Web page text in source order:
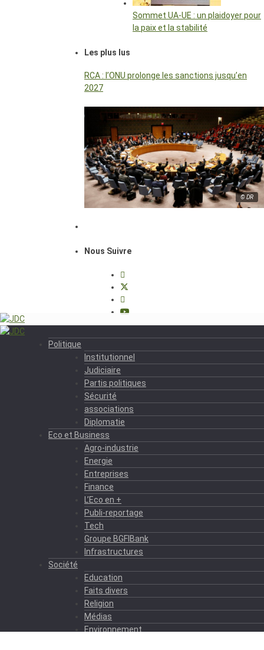
Sommet UA-UE : un plaidoyer pour
la paix et la stabilité
Les plus lus
RCA : l’ONU prolonge les sanctions jusqu’en
2027
© DR
Nous Suivre
Politique
Institutionnel
Judiciaire
Partis politiques
Sécurité
associations
Diplomatie
Eco et Business
Agro-industrie
Energie
Entreprises
Finance
L’Eco en +
Publi-reportage
Tech
Groupe BGFIBank
Infrastructures
Société
Education
Faits divers
Religion
Médias
Environnement